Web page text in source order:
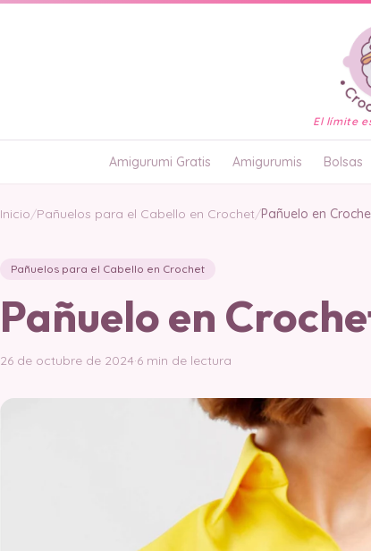
El límite
Amigurumi Gratis Amigurumis Bolsas
Inicio/Pañuelos para el Cabello en Crochet/Pañuelo en
Pañuelos para el Cabello en Crochet
Pañuelo en
26 de octubre de 2024·6 min de lectura